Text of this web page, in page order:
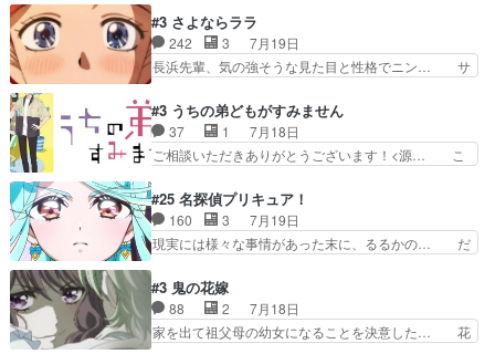
とが決まる。更に父から… 再び鬼夜叉を導く、素
性不明の彼の名前を知… 恵まれた身分に甘え、修
練を怠るキャラは苦…
県豊川市付近が舞台なのか～現地にも出… 前回に
引き続き、今回もおぱんつであります… キャラク
ターが可愛いのはもちろん、ストー… 皇ではなく
ひまわりを蔑ろにして皇に乗り換… 傷跡なんか、
外あまり見どころがない。1… いや～、めちゃく
ちゃおもしろいね。瑞佳は… キャラデザが映える
のは勿論だけど脚本に歩…
#3 さよならララ
242 3
7月19日
長浜先輩、気の強そうな見た目と性格でニン… サ
なったからユリ確定！＼(^o^)／ラ… プロローグ
的な１話、２話からの浮世離れし… 茉里のボクシ
ングにかける真摯さ格好良かっ… 今回はゲストが
２名！ワンピースの作画さん… あほって言う茉里
母親を失い、アウェーの… ３話の地味に好きポイ
ントは、冒頭でララが… ボクシング部部員たちの
設定を公開！辻さん…
#3 うちの弟どもがすみません
37 1
7月18日
ご相談いただきありがとうございます！<源… こ
家事を頑張り過ぎてテストの結果が酷く… 糸ちゃ
んと源くん、類くんのお買い物シーン… ３話にし
てもう普通に物語が楽しみになっち… 類くんの将
来の夢が微笑ましいまだまだ甘え… 前髪ぱっつん
活するようになってからの話… 最後の「かわい
い」の破壊力よ…あれは成田… 糸と4人の弟の関
わり方がどう変化していく…
#25 名探偵プリキュア！
160 3
7月19日
現実には様々な事情があった末に、るるかの… だ
レール編の始まり、エリザさんの回で「… 「マジ
ラ」と言えば同時上映の「公タロウ」… キュアエ
クレールはやっぱりくれあだったか… エクレール
は誰だ編、遂に答え合わせの時だ… これで自分も
#3 鬼の花嫁
88 2
7月18日
家を出て祖父母の幼女になることを決意した… 花